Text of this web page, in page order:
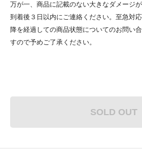
万が一、商品に記載のない大きなダメージ
到着後３日以内にご連絡ください。至急対
降を経過しての商品状態についてのお問い
すので予めご了承ください。
SOLD OUT